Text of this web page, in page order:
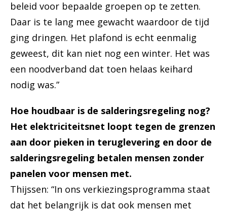
beleid voor bepaalde groepen op te zetten.
Daar is te lang mee gewacht waardoor de tijd
ging dringen. Het plafond is echt eenmalig
geweest, dit kan niet nog een winter. Het was
een noodverband dat toen helaas keihard
nodig was.”
Hoe houdbaar is de salderingsregeling nog?
Het elektriciteitsnet loopt tegen de grenzen
aan door pieken in teruglevering en door de
salderingsregeling betalen mensen zonder
panelen voor mensen met.
Thijssen: “In ons verkiezingsprogramma staat
dat het belangrijk is dat ook mensen met